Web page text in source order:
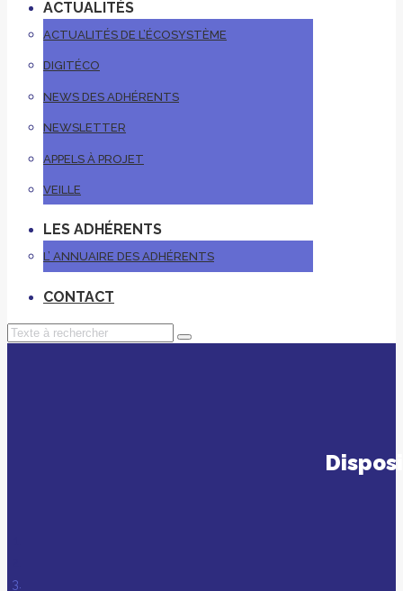
ACTUALITÉS
ACTUALITÉS DE L’ÉCOSYSTÈME
DIGITÉCO
NEWS DES ADHÉRENTS
NEWSLETTER
APPELS À PROJET
VEILLE
LES ADHÉRENTS
L’ ANNUAIRE DES ADHÉRENTS
CONTACT